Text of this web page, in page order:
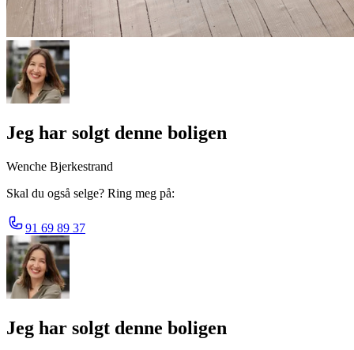
Jeg har solgt denne boligen
Wenche Bjerkestrand
Skal du også selge? Ring meg på:
91 69 89 37
Jeg har solgt denne boligen